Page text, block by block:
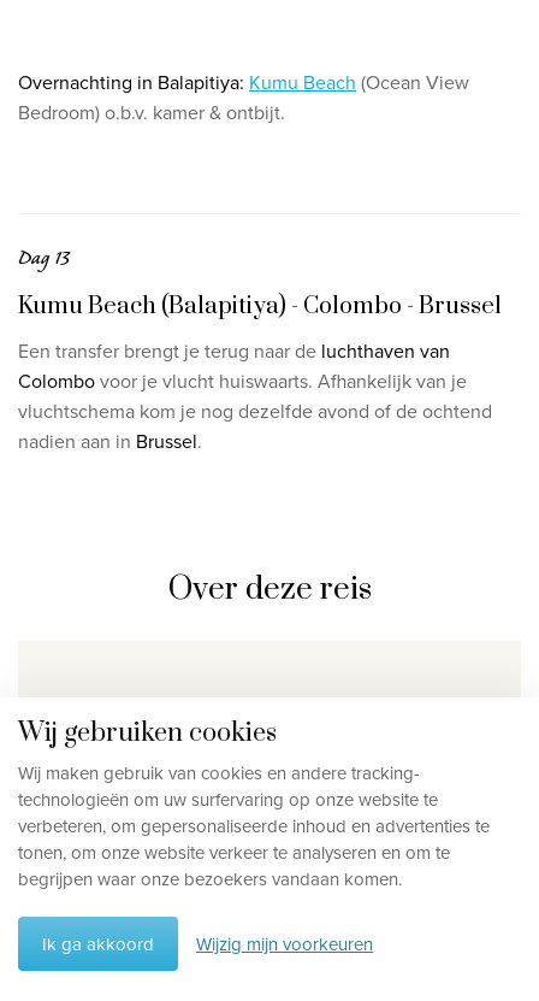
Wij gebruiken cookies
Wij maken gebruik van cookies en andere tracking-
technologieën om uw surfervaring op onze website te
verbeteren, om gepersonaliseerde inhoud en advertenties te
tonen, om onze website verkeer te analyseren en om te
begrijpen waar onze bezoekers vandaan komen.
Ik ga akkoord Wijzig mijn voorkeuren
Overnachting in Balapitiya: Kumu Beach (Ocean View
Bedroom) o.b.v. kamer & ontbijt.
Dag 13
Kumu Beach (Balapitiya) - Colombo - Brussel
Een transfer brengt je terug naar de luchthaven van
Colombovoor je vlucht huiswaarts. Afhankelijk van je
vluchtschema kom je nog dezelfde avond of de ochtend
nadien aan in Brussel.
Reisschema
Over deze reis
Inbegrepen
Internationale
vluchten
Alle
transfers in
een met
airco
uitgeruste
water en Wi-